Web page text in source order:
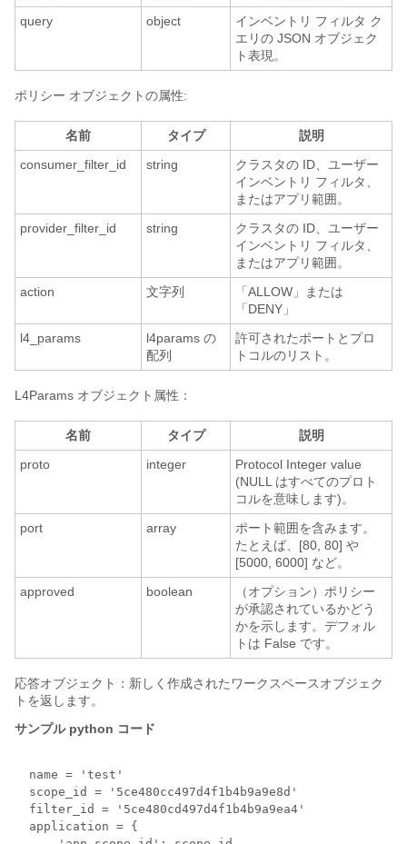
query
object
インベントリ フィルタ ク
エリの JSON オブジェク
ト表現。
ポリシー オブジェクトの属性:
名前 タイプ
説明
consumer_filter_id
string
クラスタの ID、ユーザー
インベントリ フィルタ、
またはアプリ範囲。
provider_filter_id
string
クラスタの ID、ユーザー
インベントリ フィルタ、
またはアプリ範囲。
action
文字列
「ALLOW」または
「DENY」
l4_params
l4params の
配列
許可されたポートとプロ
トコルのリスト。
L4Params オブジェクト属性：
名前 タイプ
説明
proto
integer
Protocol Integer value
(NULL はすべてのプロト
コルを意味します)。
port
array
ポート範囲を含みます。
たとえば、[80, 80] や
[5000, 6000] など。
approved
boolean
（オプション）ポリシー
が承認されているかどう
かを示します。デフォル
トは False です。
応答オブジェクト：新しく作成されたワークスペースオブジェク
トを返します。
サンプル python コード
  name = 'test'
  scope_id = '5ce480cc497d4f1b4b9a9e8d'
  filter_id = '5ce480cd497d4f1b4b9a9ea4'
  application = {